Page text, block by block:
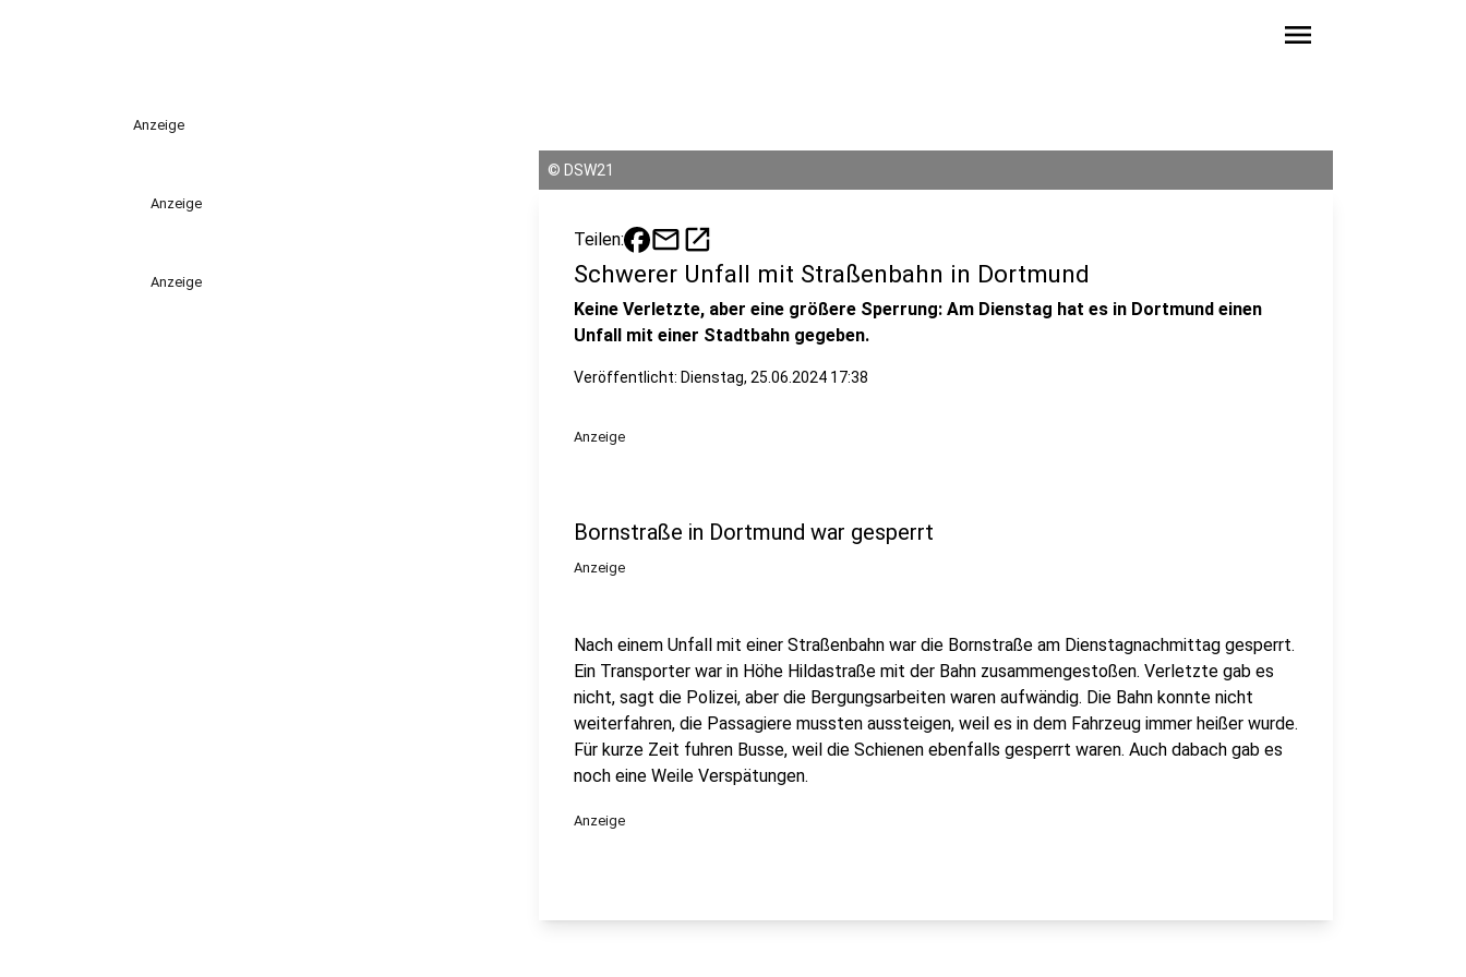
menu
Anzeige
Anzeige
Anzeige
© DSW21
Teilen: mailopen_in_new
Schwerer Unfall mit Straßenbahn in Dortmund
Keine Verletzte, aber eine größere Sperrung: Am Dienstag hat es in Dortmund einen
Unfall mit einer Stadtbahn gegeben.
Veröffentlicht: Dienstag, 25.06.2024 17:38
Anzeige
Bornstraße in Dortmund war gesperrt
Anzeige
Nach einem Unfall mit einer Straßenbahn war die Bornstraße am Dienstagnachmittag gesperrt.
Ein Transporter war in Höhe Hildastraße mit der Bahn zusammengestoßen. Verletzte gab es
nicht, sagt die Polizei, aber die Bergungsarbeiten waren aufwändig. Die Bahn konnte nicht
weiterfahren, die Passagiere mussten aussteigen, weil es in dem Fahrzeug immer heißer wurde.
Für kurze Zeit fuhren Busse, weil die Schienen ebenfalls gesperrt waren. Auch dabach gab es
noch eine Weile Verspätungen.
Anzeige